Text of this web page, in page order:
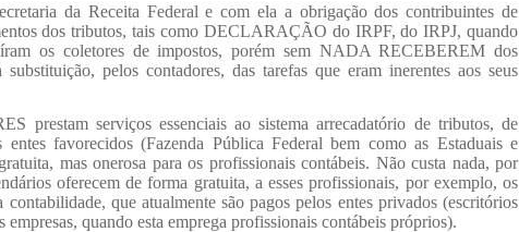
da Receita Federal e com ela a obrigação dos contribuintes de
dos tributos, tais como DECLARAÇÃO do IRPF, do IRPJ, quando
os coletores de impostos, porém sem NADA RECEBEREM dos
substituição, pelos contadores, das tarefas que eram inerentes aos seus
prestam serviços essenciais ao sistema arrecadatório de tributos, de
favorecidos (Fazenda Pública Federal bem como as Estaduais e
mas onerosa para os profissionais contábeis. Não custa nada, por
oferecem de forma gratuita, a esses profissionais, por exemplo, os
contabilidade, que atualmente são pagos pelos entes privados (escritórios
empresas, quando esta emprega profissionais contábeis próprios).